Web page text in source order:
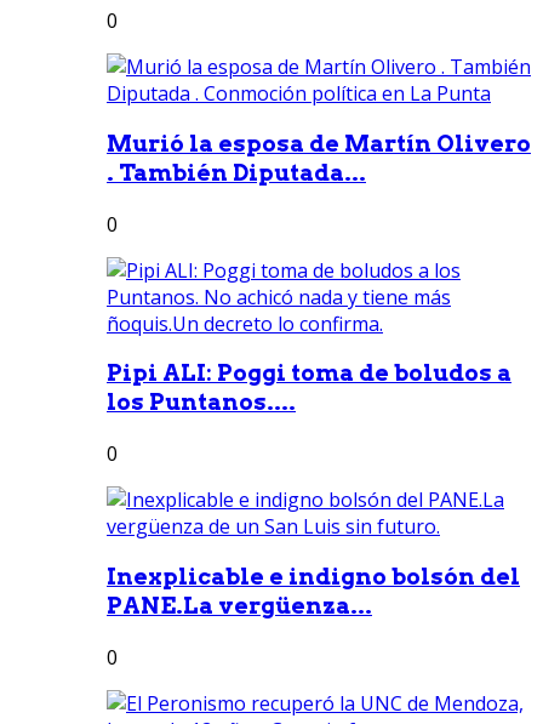
0
Murió la esposa de Martín Olivero
. También Diputada...
0
Pipi ALI: Poggi toma de boludos a
los Puntanos....
0
Inexplicable e indigno bolsón del
PANE.La vergüenza...
0